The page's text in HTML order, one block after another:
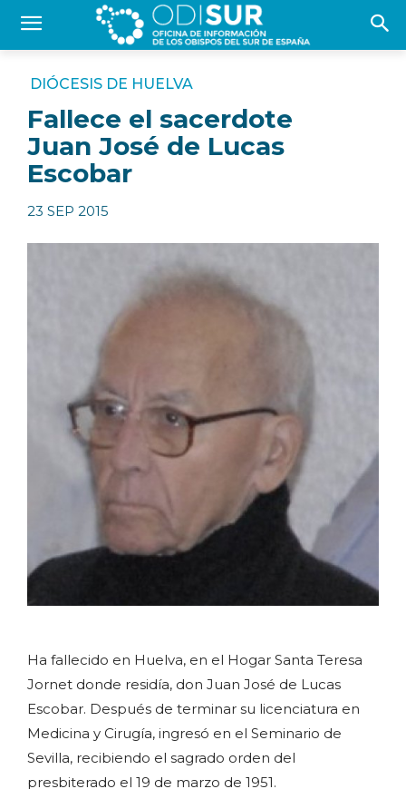
DIÓCESIS DE HUELVA
Fallece el sacerdote
Juan José de Lucas
Escobar
23 SEP 2015
Ha fallecido en Huelva, en el Hogar Santa Teresa
Jornet donde residía, don Juan José de Lucas
Escobar. Después de terminar su licenciatura en
Medicina y Cirugía, ingresó en el Seminario de
Sevilla, recibiendo el sagrado orden del
presbiterado el 19 de marzo de 1951.